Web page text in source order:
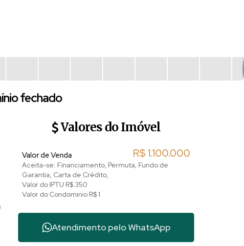
fechado
Valores do Imóvel
R$1.100.000
Valor de Venda
Aceita-se: Financiamento, Permuta, Fundo de
Garantia, Carta de Crédito,
Valor do IPTU R$350
Valor do Condominio R$1
Atendimento peloWhatsApp